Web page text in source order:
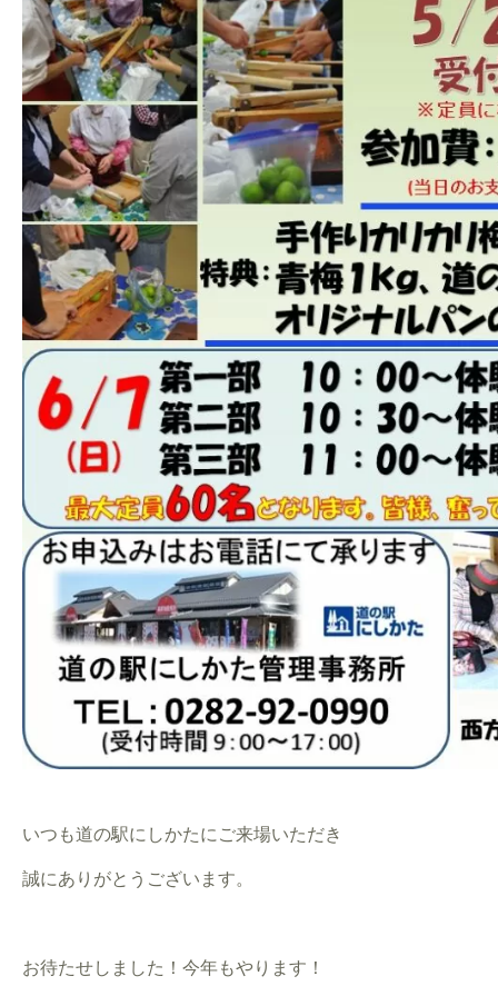
いつも道の駅にしかたにご来場いただき
誠にありがとうございます。
お待たせしました！今年もやります！